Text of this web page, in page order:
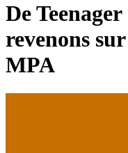
De
revenons
MPA